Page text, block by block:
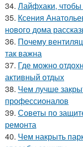
34. Лайфхаки, чтобы
35. Ксения
нового дома
36. Почему
так важна
37. Где можно
активный отдых
38. Чем лучше
профессионалов
39. Советы по
ремонта
40. Чем накрыть